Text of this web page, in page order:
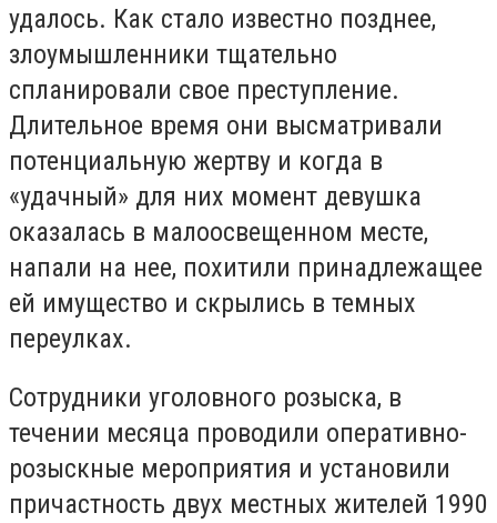
удалось. Как стало известно позднее,
злоумышленники тщательно
спланировали свое преступление.
Длительное время они высматривали
потенциальную жертву и когда в
«удачный» для них момент девушка
оказалась в малоосвещенном месте,
напали на нее, похитили принадлежащее
ей имущество и скрылись в темных
переулках.
Сотрудники уголовного розыска, в
течении месяца проводили оперативно-
розыскные мероприятия и установили
причастность двух местных жителей 1990